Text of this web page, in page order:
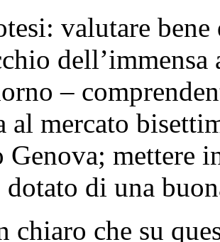
valutare bene
dell’immensa
–
al mercato
Genova; mettere
di una
chiaro che su